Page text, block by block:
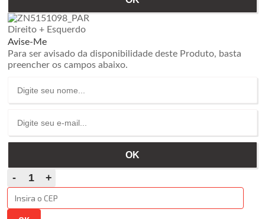
Direito + Esquerdo
Avise-Me
Para ser avisado da disponibilidade deste Produto, basta
preencher os campos abaixo.